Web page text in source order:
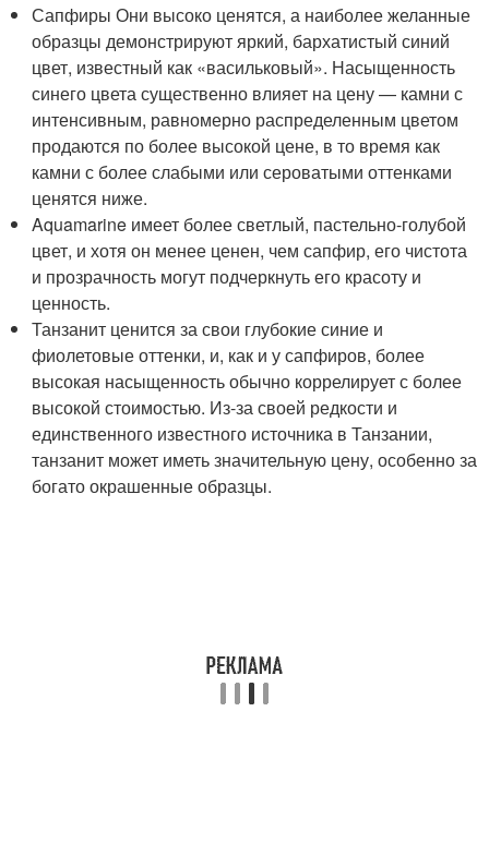
Сапфиры Они высоко ценятся, а наиболее желанные
образцы демонстрируют яркий, бархатистый синий
цвет, известный как «васильковый». Насыщенность
синего цвета существенно влияет на цену — камни с
интенсивным, равномерно распределенным цветом
продаются по более высокой цене, в то время как
камни с более слабыми или сероватыми оттенками
ценятся ниже.
Aquamarine имеет более светлый, пастельно-голубой
цвет, и хотя он менее ценен, чем сапфир, его чистота
и прозрачность могут подчеркнуть его красоту и
ценность.
Танзанит ценится за свои глубокие синие и
фиолетовые оттенки, и, как и у сапфиров, более
высокая насыщенность обычно коррелирует с более
высокой стоимостью. Из-за своей редкости и
единственного известного источника в Танзании,
танзанит может иметь значительную цену, особенно за
богато окрашенные образцы.